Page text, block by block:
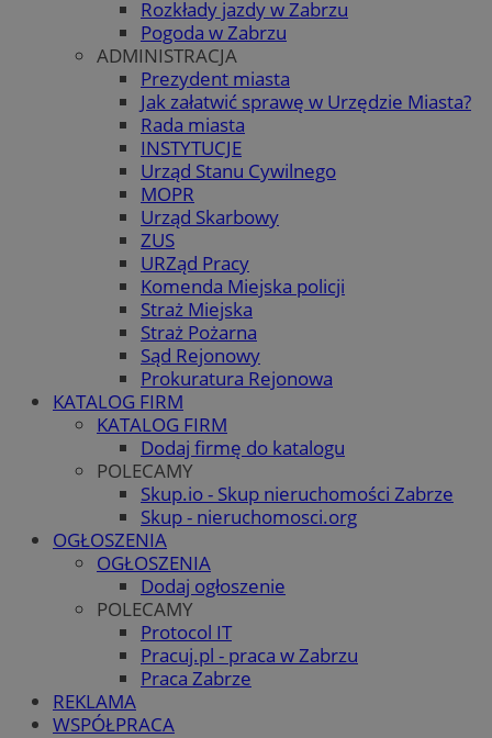
Rozkłady jazdy w Zabrzu
Pogoda w Zabrzu
ADMINISTRACJA
Prezydent miasta
Jak załatwić sprawę w Urzędzie Miasta?
Rada miasta
INSTYTUCJE
Urząd Stanu Cywilnego
MOPR
Urząd Skarbowy
ZUS
URZąd Pracy
Komenda Miejska policji
Straż Miejska
Straż Pożarna
Sąd Rejonowy
Prokuratura Rejonowa
KATALOG FIRM
KATALOG FIRM
Dodaj firmę do katalogu
POLECAMY
Skup.io - Skup nieruchomości Zabrze
Skup - nieruchomosci.org
OGŁOSZENIA
OGŁOSZENIA
Dodaj ogłoszenie
POLECAMY
Protocol IT
Pracuj.pl - praca w Zabrzu
Praca Zabrze
REKLAMA
WSPÓŁPRACA